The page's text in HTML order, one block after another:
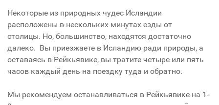
Некоторые из природных чудес Исландии
расположены в нескольких минутах езды от
столицы. Но, большинство, находятся достаточно
далеко. Вы приезжаете в Исландию ради природы, а
оставаясь в Рейкьявике, вы тратите четыре или пять
часов каждый день на поездку туда и обратно.
Мы рекомендуем останавливаться в Рейкьявике на 1-